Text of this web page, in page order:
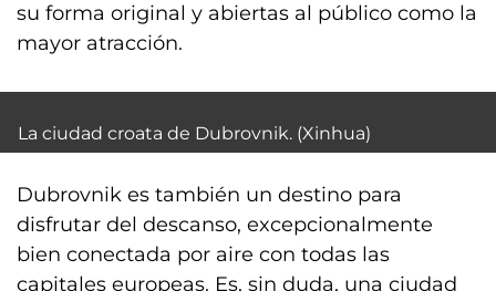
su forma original y abiertas al público como la
mayor atracción.
La ciudad croata de Dubrovnik. (Xinhua)
Dubrovnik es también un destino para
disfrutar del descanso, excepcionalmente
bien conectada por aire con todas las
capitales europeas. Es, sin duda, una ciudad